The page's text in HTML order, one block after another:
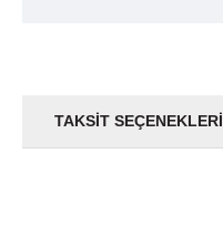
TAKSIT SEÇENEKLERI